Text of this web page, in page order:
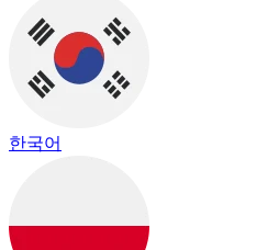
한국어